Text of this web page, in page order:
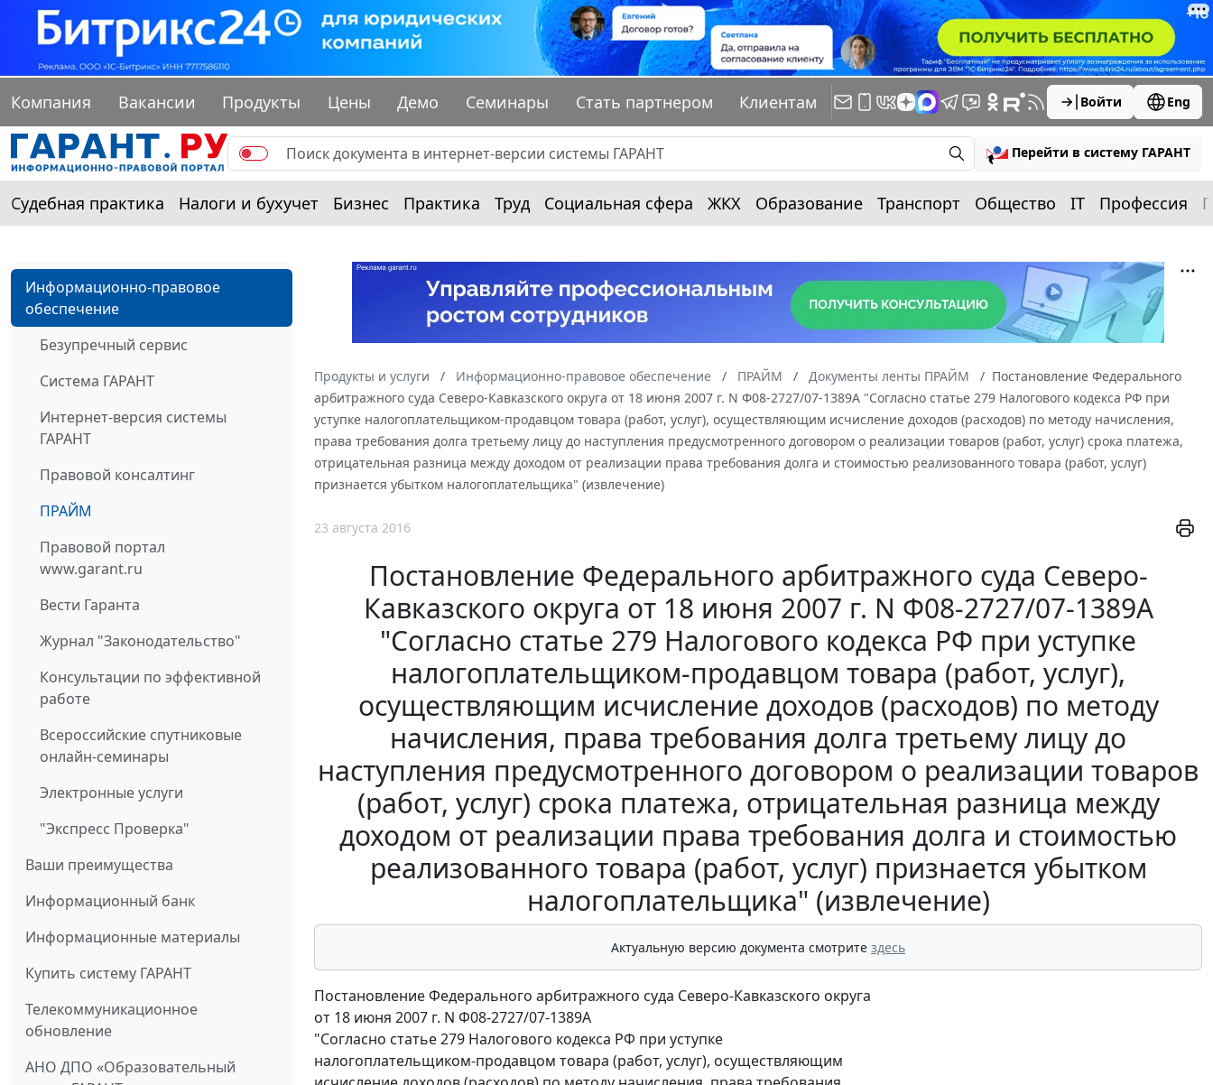
Компания Вакансии Продукты Цены Демо Семинары Стать партнером Клиентам Войти Eng
Перейти в систему ГАРАНТ
Судебная практика Налоги и бухучет Бизнес Практика Труд Социальная сфера ЖКХ Образование Транспорт Общество IT Профессия
Информационно-правовое
обеспечение
Безупречный сервис
Система ГАРАНТ
Интернет-версия системы
ГАРАНТ
Правовой консалтинг
ПРАЙМ
Правовой портал
www.garant.ru
Вести Гаранта
Журнал "Законодательство"
Консультации по эффективной
работе
Всероссийские спутниковые
онлайн-семинары
Электронные услуги
"Экспресс Проверка"
Ваши преимущества
Информационный банк
Информационные материалы
Купить систему ГАРАНТ
Телекоммуникационное
обновление
АНО ДПО «Образовательный
Продукты и услуги Информационно-правовое обеспечение ПРАЙМ Документы ленты ПРАЙМ
Постановление Федерального
арбитражного суда Северо-Кавказского округа от 18 июня 2007 г. N Ф08-2727/07-1389А "Согласно статье 279 Налогового кодекса РФ при
уступке налогоплательщиком-продавцом товара (работ, услуг), осуществляющим исчисление доходов (расходов) по методу начисления,
права требования долга третьему лицу до наступления предусмотренного договором о реализации товаров (работ, услуг) срока платежа,
отрицательная разница между доходом от реализации права требования долга и стоимостью реализованного товара (работ, услуг)
признается убытком налогоплательщика" (извлечение)
23 августа 2016
Постановление Федерального арбитражного суда Северо-
Кавказского округа от 18 июня 2007 г. N Ф08-2727/07-1389А
"Согласно статье 279 Налогового кодекса РФ при уступке
налогоплательщиком-продавцом товара (работ, услуг),
осуществляющим исчисление доходов (расходов) по методу
начисления, права требования долга третьему лицу до
наступления предусмотренного договором о реализации товаров
(работ, услуг) срока платежа, отрицательная разница между
доходом от реализации права требования долга и стоимостью
реализованного товара (работ, услуг) признается убытком
налогоплательщика" (извлечение)
Актуальную версию документа смотрите здесь
Постановление Федерального арбитражного суда Северо-Кавказского округа
от 18 июня 2007 г. N Ф08-2727/07-1389А
"Согласно статье 279 Налогового кодекса РФ при уступке
налогоплательщиком-продавцом товара (работ, услуг), осуществляющим